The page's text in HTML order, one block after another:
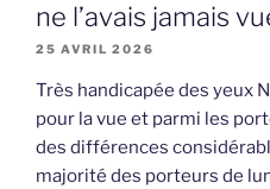
ne l’avais jamais
25 AVRIL 2026
Très handicapée des yeux
pour la vue et parmi les
des différences
majorité des porteurs de